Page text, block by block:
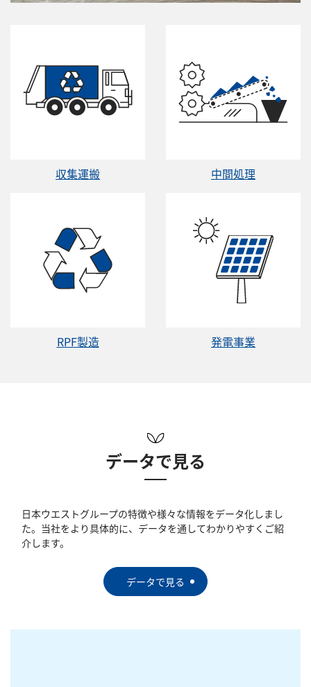
収集運搬 中間処理
RPF製造 発電事業
データで見る
日本ウエストグループの特徴や様々な情報をデータ化しまし
た。当社をより具体的に、データを通してわかりやすくご紹
介します。
データで見る